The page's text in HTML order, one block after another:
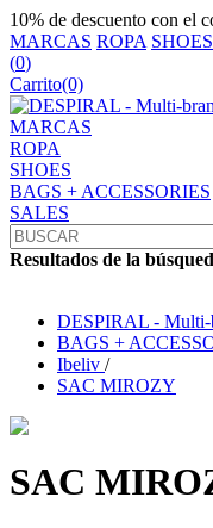
10% de descuento con el
MARCAS ROPA SHOES
(0)
Carrito(0)
MARCAS
ROPA
SHOES
BAGS + ACCESSORIES
SALES
Resultados de la
DESPIRAL - Multi-
BAGS +
Ibeliv /
SAC MIROZY
SAC